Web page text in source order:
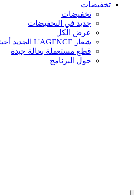
تخفيضات
تخفيضات
جديد في التخفيضات
عرض الكل
شعار L'AGENCE الجديد أخيرًا
قطع مستعملة بحالة جيدة
حول البرنامج